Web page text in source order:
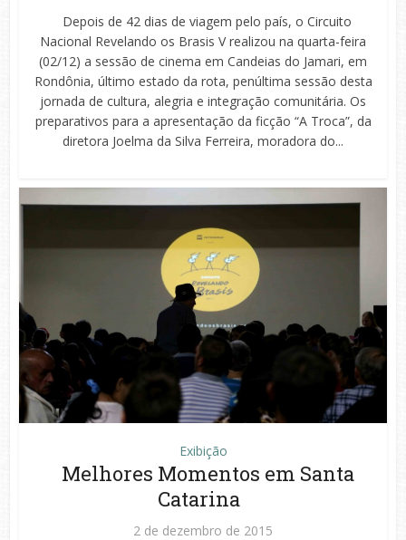
Depois de 42 dias de viagem pelo país, o Circuito
Nacional Revelando os Brasis V realizou na quarta-feira
(02/12) a sessão de cinema em Candeias do Jamari, em
Rondônia, último estado da rota, penúltima sessão desta
jornada de cultura, alegria e integração comunitária. Os
preparativos para a apresentação da ficção “A Troca”, da
diretora Joelma da Silva Ferreira, moradora do...
Exibição
Melhores Momentos em Santa
Catarina
2 de dezembro de 2015